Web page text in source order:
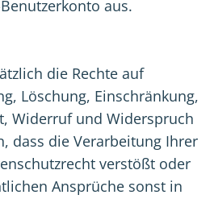
aus.
die Rechte auf
Löschung, Einschränkung,
Widerruf und Widerspruch
dass die Verarbeitung Ihrer
verstößt oder
Ansprüche sonst in